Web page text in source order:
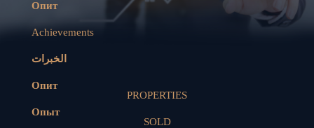
Опит
Achievements
الخبرات
Опит
Опыт
PROPERTIES
SOLD